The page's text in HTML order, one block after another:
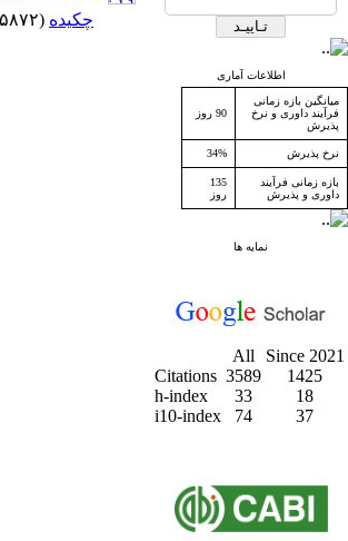
اطلاعات آماری
میانگین بازه زمانی
فرآیند داوری و نرخ
پذیرش
90 روز
نرخ پذیرش 34%
بازه زمانی فرآیند
داوری و پذیرش
135
روز
نمایه ها
All
Since 2021
Citations 3589
1425
h-index
33
18
i10-index
74 37
چکیده (۵۸۷۲ مشاهده)